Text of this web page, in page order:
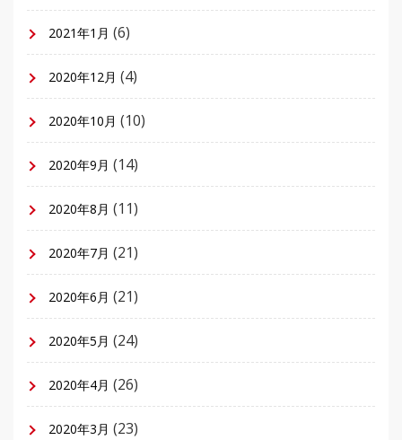
2021年1月 (6)
2020年12月 (4)
2020年10月 (10)
2020年9月 (14)
2020年8月 (11)
2020年7月 (21)
2020年6月 (21)
2020年5月 (24)
2020年4月 (26)
2020年3月 (23)